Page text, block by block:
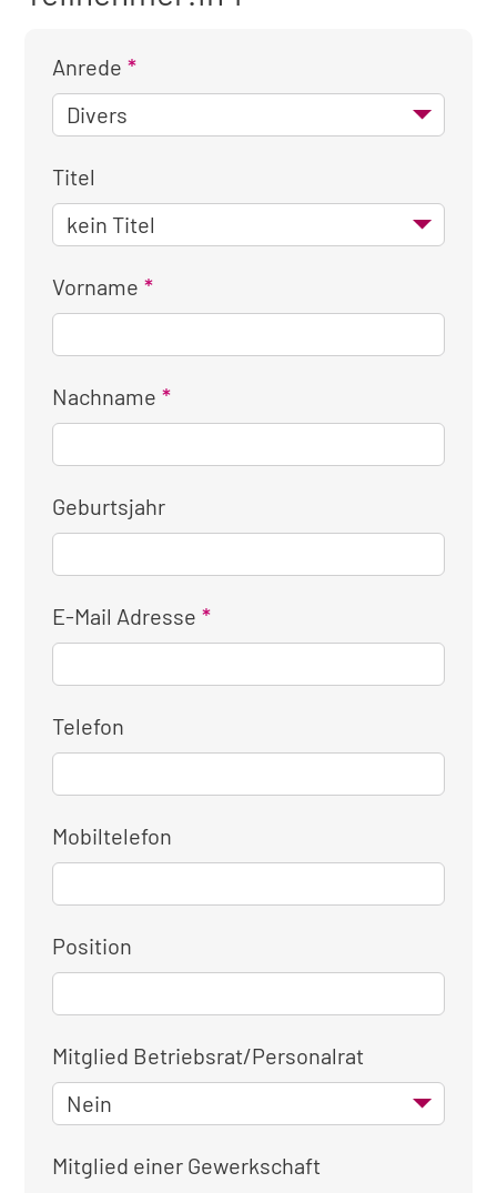
Anrede
Titel
Vorname
Nachname
Geburtsjahr
E-Mail Adresse
Telefon
Mobiltelefon
Position
Mitglied Betriebsrat/Personalrat
Mitglied einer Gewerkschaft